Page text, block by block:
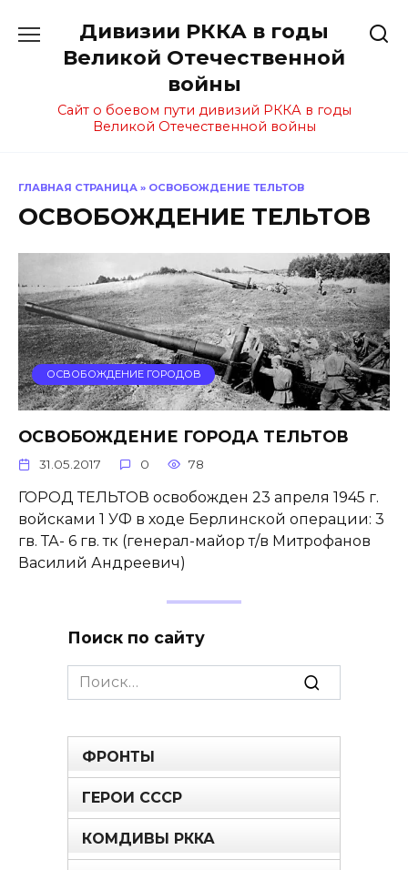
содержанию
Дивизии РККА в годы
Великой Отечественной
войны
Сайт о боевом пути дивизий РККА в годы
Великой Отечественной войны
ГЛАВНАЯ СТРАНИЦА » ОСВОБОЖДЕНИЕ ТЕЛЬТОВ
ОСВОБОЖДЕНИЕ ТЕЛЬТОВ
ОСВОБОЖДЕНИЕ ГОРОДОВ
ОСВОБОЖДЕНИЕ ГОРОДА ТЕЛЬТОВ
31.05.2017 0 78
ГОРОД ТЕЛЬТОВ освобожден 23 апреля 1945 г.
войсками 1 УФ в ходе Берлинской операции: 3
гв. ТА- 6 гв. тк (генерал-майор т/в Митрофанов
Василий Андреевич)
Поиск по сайту
Search
for:
ФРОНТЫ
ГЕРОИ СССР
КОМДИВЫ РККА